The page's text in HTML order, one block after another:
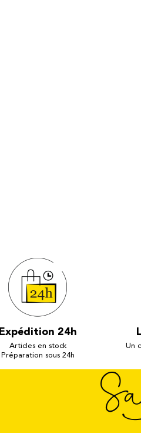
Expédition 24h
Articles en stock
Préparation sous 24h
Un